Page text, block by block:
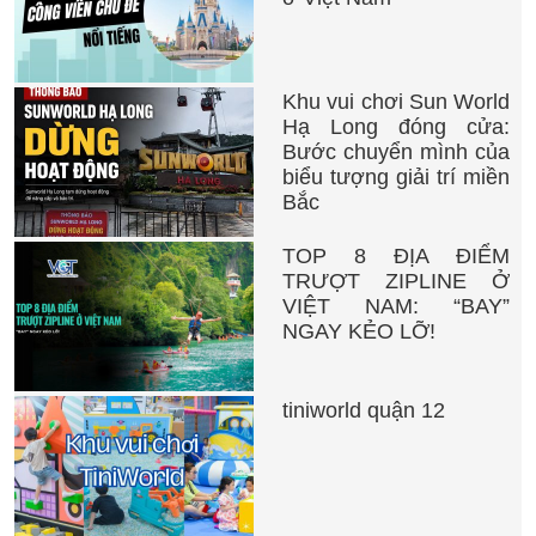
đụng chính là động cơ điện. Nguồn năng lượng
cho động cơ này có thể đến từ hai nguồn chính:
hệ thống điện được cung cấp thông qua sàn đấu
để tạo ra dòng điện hoặc từ các bộ pin được tích
hợp sẵn trên xe. Dù là nguồn điện nào, động cơ
này được thiết kế để hoạt động một cách êm ái,
không gây tiếng ồn khó chịu, đồng thời cung cấp
đủ lực để xe di chuyển mượt mà theo ý muốn
của người điều khiển.
Hệ thống điều khiển trực quan:Việc “cầm
cương” chiếc xe điện đụng trở nên vô cùng đơn
giản nhờ vào hệ thống lái được thiết kế theo
nguyên lý cơ học. Với một chiếc tay lái quen
thuộc, người chơi có thể dễ dàng điều chỉnh
hướng đi của xe, thực hiện các thao tác cua,
lách hay thậm chí là “tấn công” đối phương một
cách linh hoạt và hiệu quả. Sự đơn giản trong
thiết kế này giúp mọi lứa tuổi đều có thể nhanh
Khu vui chơi Sun World
Hạ Long đóng cửa:
Bước chuyển mình của
biểu tượng giải trí miền
Bắc
TOP 8 ĐỊA ĐIỂM
TRƯỢT ZIPLINE Ở
VIỆT NAM: “BAY”
NGAY KẺO LỠ!
tiniworld quận 12